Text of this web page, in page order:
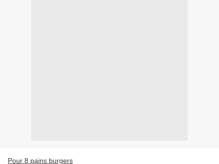
Pour 8 pains burgers